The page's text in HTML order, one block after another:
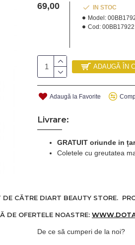
Proprietatile anticorozive
Porniti masina si pulverizati
69,00
IN STOC
Model:
Cod: 00BB17922
ADAUGĂ ÎN
Adaugă la Favorite
Livrare:
GRATUIT oriunde in
Coletele cu greutatea
CĂTRE DIART BEAUTY STORE.
DE OFERTELE NOASTRE:
De ce să cumperi de la noi?